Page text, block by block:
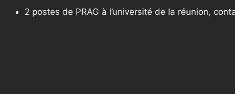
2 postes de PRAG à l’université de la réunion,